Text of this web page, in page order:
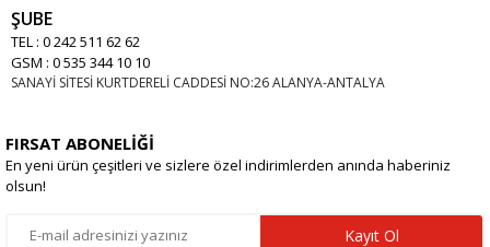
ŞUBE
TEL : 0 242 511 62 62
GSM : 0 535 344 10 10
SANAYİ SİTESİ KURTDERELİ CADDESİ NO:26 ALANYA-ANTALYA
FIRSAT ABONELİĞİ
En yeni ürün çeşitleri ve sizlere özel indirimlerden anında haberiniz
olsun!
Kayıt Ol